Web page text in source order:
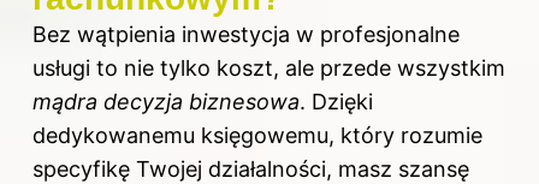
Bez wątpienia inwestycja w profesjonalne
usługi to nie tylko koszt, ale przede wszystkim
mądra decyzja biznesowa. Dzięki
dedykowanemu księgowemu, który rozumie
specyfikę Twojej działalności, masz szansę